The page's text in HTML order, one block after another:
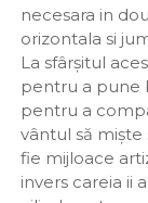
necesara in
orizontala si
La sfârșitul
pentru a pune
pentru a
vântul să
fie mijloace
invers careia ii